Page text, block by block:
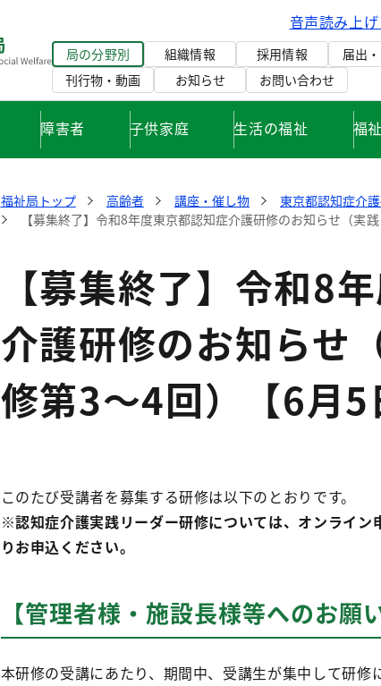
音声読み上
局の分野別 組織情報 採用情報 届出
刊行物・動画
お知らせ お問い合わせ
障害者 子供家庭 生活の福祉 福
福祉局トップ 高齢者 講座・催し物
東京都認知症介
【募集終了】令和8年度東京都認知症介護研修のお知らせ（実
【募集終了】令和8
介護研修のお知らせ
修第3～4回）【6月5
このたび受講者を募集する研修は以下のとおりです。
※認知症介護実践リーダー研修については、オンライン
りお申込ください。
【管理者様・施設長様等へのお願
本研修の受講にあたり、期間中、受講生が集中して研